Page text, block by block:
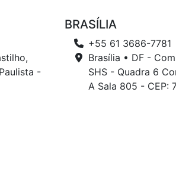
-
BRASÍLIA
+55 61 3686-7781
Brasília • DF -
SHS - Quadra 6
A Sala 805 - CEP: